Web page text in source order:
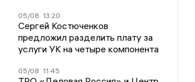
05/08 13:20
Сергей Костюченков
предложил разделить плату за
услуги УК на четыре компонента
05/08 11:45